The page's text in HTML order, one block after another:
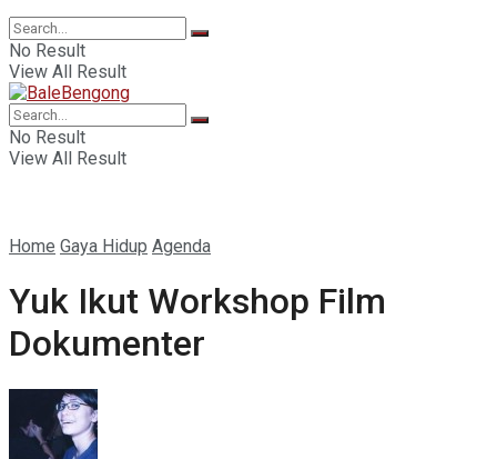
No Result
View All Result
No Result
View All Result
Home Gaya Hidup Agenda
Yuk Ikut Workshop Film
Dokumenter